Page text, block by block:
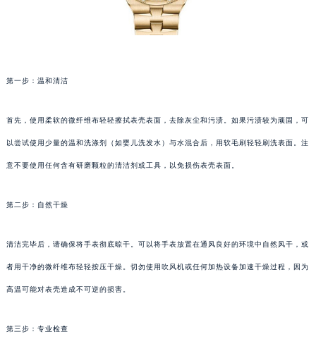
第一步：温和清洁
首先，使用柔软的微纤维布轻轻擦拭表壳表面，去除灰尘和污渍。如果污渍较为顽固，可
以尝试使用少量的温和洗涤剂（如婴儿洗发水）与水混合后，用软毛刷轻轻刷洗表面。注
意不要使用任何含有研磨颗粒的清洁剂或工具，以免损伤表壳表面。
第二步：自然干燥
清洁完毕后，请确保将手表彻底晾干。可以将手表放置在通风良好的环境中自然风干，或
者用干净的微纤维布轻轻按压干燥。切勿使用吹风机或任何加热设备加速干燥过程，因为
高温可能对表壳造成不可逆的损害。
第三步：专业检查